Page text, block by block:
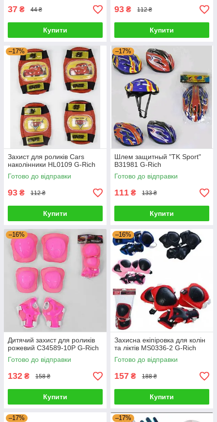
37 ₴ 44 ₴
Купити
93 ₴ 112 ₴
Купити
–17%
Захист для роликів Cars
наколінники HL0109 G-Rich
Готово до відправки
93 ₴ 112 ₴
Купити
–17%
Шлем защитный "TK Sport"
B31981 G-Rich
Готово до відправки
111 ₴ 133 ₴
Купити
–16%
Дитячий захист для роликів
рожевий С34589-10P G-Rich
Готово до відправки
132 ₴ 158 ₴
Купити
–16%
Захисна екіпіровка для колін
та ліктів MS0336-2 G-Rich
Готово до відправки
157 ₴ 188 ₴
Купити
–17% –17%